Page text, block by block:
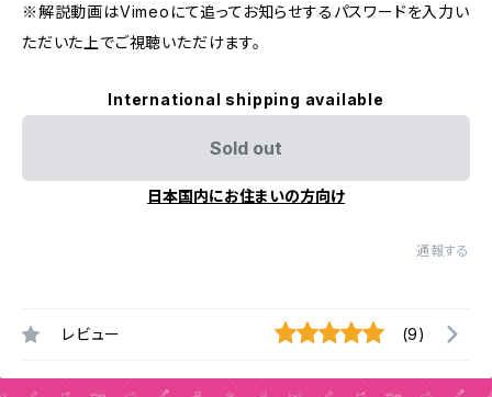
※解説動画はVimeoにて追ってお知らせするパスワードを入力い
ただいた上でご視聴いただけます。
International shipping available
Sold out
日本国内にお住まいの方向け
通報する
レビュー (9)